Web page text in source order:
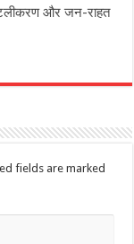
और जन-राहत
fields are marked